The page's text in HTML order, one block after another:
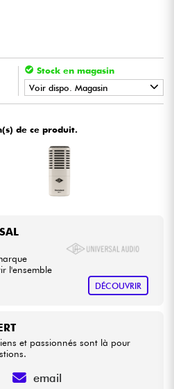
marques
Stock en magasin
Voir dispo. Magasin
Star'SMusic
S
de ce produit.
l'ensemble
DÉCOUVRIR
et passionnés sont là pour
email